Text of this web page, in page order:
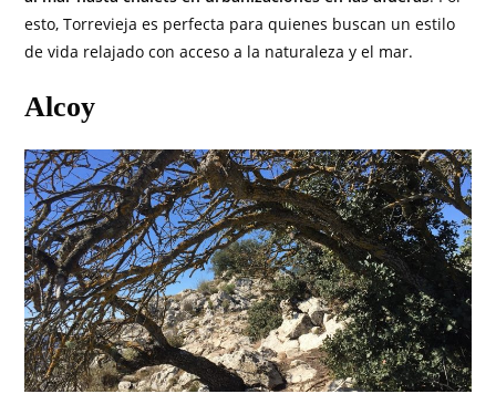
esto, Torrevieja es perfecta para quienes buscan un estilo
de vida relajado con acceso a la naturaleza y el mar.
Alcoy